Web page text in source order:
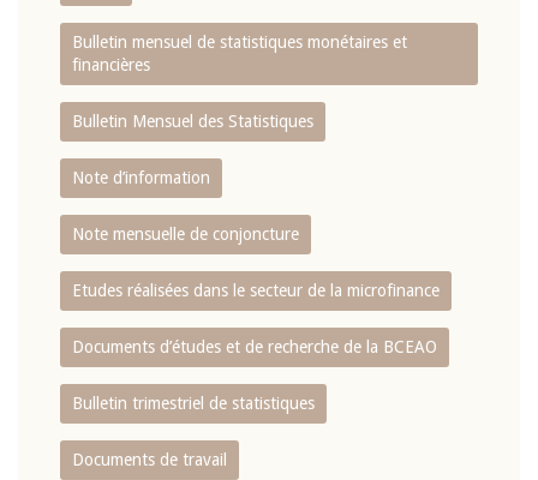
Bulletin mensuel de statistiques monétaires et
financières
Bulletin Mensuel des Statistiques
Note d’information
Note mensuelle de conjoncture
Etudes réalisées dans le secteur de la microfinance
Documents d’études et de recherche de la BCEAO
Bulletin trimestriel de statistiques
Documents de travail